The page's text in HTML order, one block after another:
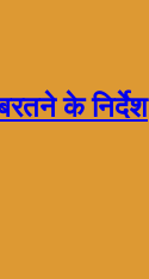
के निर्देश